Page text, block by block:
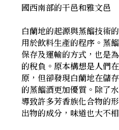
國西南部的干邑和雅文邑
白蘭地的起源與蒸餾技術
用於飲料生產的程序。蒸
保存及運輸的方式，也是
的稅負。原本構想是人們
原，但卻發現白蘭地在儲
的蒸餾酒更加優質。除了
導致許多芳香族化合物的
出物的成分，味道也大不